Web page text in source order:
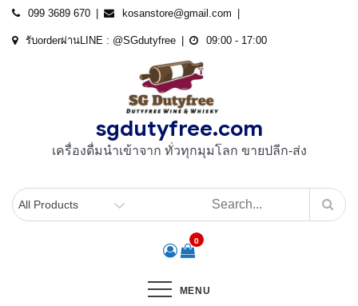
Skip
099 3689 670 kosanstore@gmail.com
รับorderผ่านLINE : @SGdutyfree 09:00 - 17:00
sgdutyfree.com
เครื่องดื่มนําเข้าจาก ทั่วทุกมุมโลก ขายปลีก-ส่ง
0
MENU